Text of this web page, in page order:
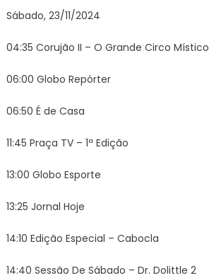
Sábado, 23/11/2024
04:35 Corujão II – O Grande Circo Místico
06:00 Globo Repórter
06:50 É de Casa
11:45 Praça TV – 1ª Edição
13:00 Globo Esporte
13:25 Jornal Hoje
14:10 Edição Especial – Cabocla
14:40 Sessão De Sábado – Dr. Dolittle 2